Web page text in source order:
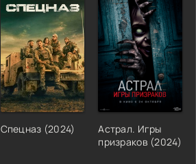
Спецназ (2024)
Астрал. Игры
призраков (2024)